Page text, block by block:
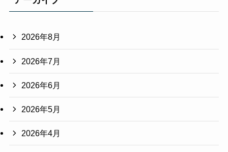
2026年8月
2026年7月
2026年6月
2026年5月
2026年4月